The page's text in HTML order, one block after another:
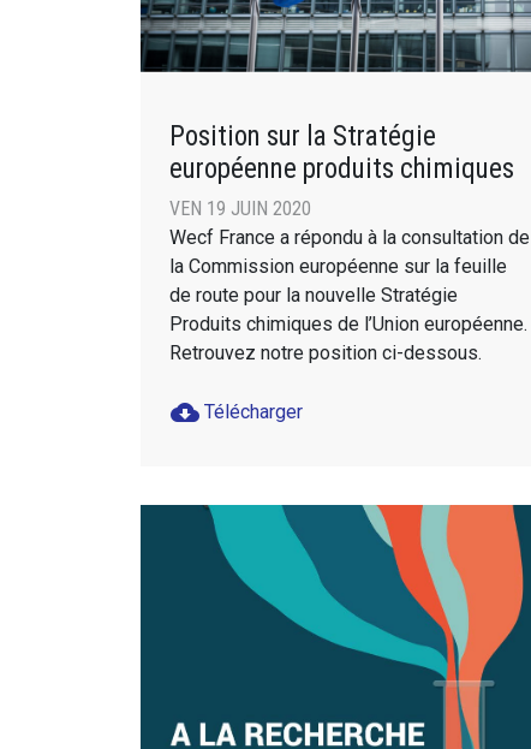
Position sur la Stratégie
européenne produits chimiques
VEN 19 JUIN 2020
Wecf France a répondu à la consultation de
la Commission européenne sur la feuille
de route pour la nouvelle Stratégie
Produits chimiques de l’Union européenne.
Retrouvez notre position ci-dessous.
cloud_download Télécharger